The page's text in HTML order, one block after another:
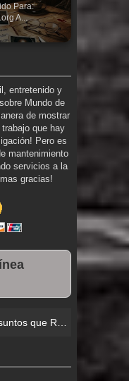
Para:
A...
entretenido y
Mundo de
de mostrar
que hay
Pero es
mantenimiento
servicios a la
gracias!
con los Muertos